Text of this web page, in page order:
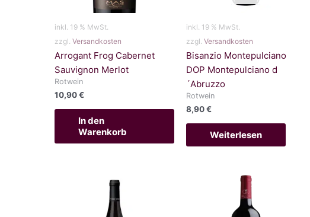
inkl. 19 % MwSt.
zzgl. Versandkosten
Arrogant Frog Cabernet
Sauvignon Merlot
Rotwein
10,90€
In den
Warenkorb
inkl. 19 % MwSt.
zzgl. Versandkosten
Bisanzio Montepulciano
DOP Montepulciano d
´Abruzzo
Rotwein
8,90€
Weiterlesen